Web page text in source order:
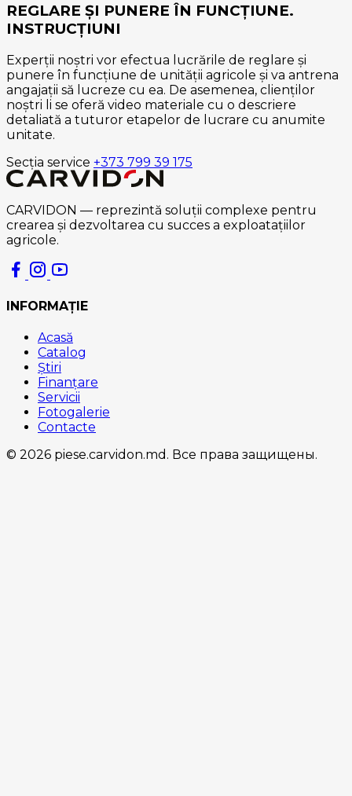
REGLARE ȘI PUNERE ÎN FUNCȚIUNE.
INSTRUCȚIUNI
Experții noștri vor efectua lucrările de reglare și
punere în funcțiune de unității agricole și va antrena
angajații să lucreze cu ea. De asemenea, clienților
noștri li se oferă video materiale cu o descriere
detaliată a tuturor etapelor de lucrare cu anumite
unitate.
Secţia service +373 799 39 175
CARVIDON — reprezintă soluții complexe pentru
crearea și dezvoltarea cu succes a exploatațiilor
agricole.
INFORMAȚIE
Acasă
Catalog
Știri
Finanțare
Servicii
Fotogalerie
Contacte
© 2026 piese.carvidon.md. Все права защищены.